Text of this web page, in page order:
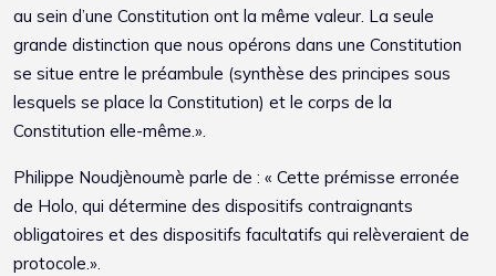
au sein d’une Constitution ont la même valeur. La seule
grande distinction que nous opérons dans une Constitution
se situe entre le préambule (synthèse des principes sous
lesquels se place la Constitution) et le corps de la
Constitution elle-même.».
Philippe Noudjènoumè parle de : « Cette prémisse erronée
de Holo, qui détermine des dispositifs contraignants
obligatoires et des dispositifs facultatifs qui relèveraient de
protocole.».